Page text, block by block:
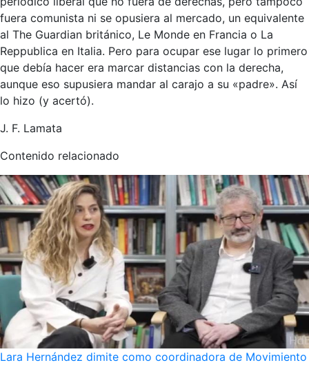
fuera comunista ni se opusiera al mercado, un equivalente
al The Guardian británico, Le Monde en Francia o La
Reppublica en Italia. Pero para ocupar ese lugar lo primero
que debía hacer era marcar distancias con la derecha,
aunque eso supusiera mandar al carajo a su «padre». Así
lo hizo (y acertó).
J. F. Lamata
Contenido relacionado
Lara Hernández dimite como coordinadora de Movimiento